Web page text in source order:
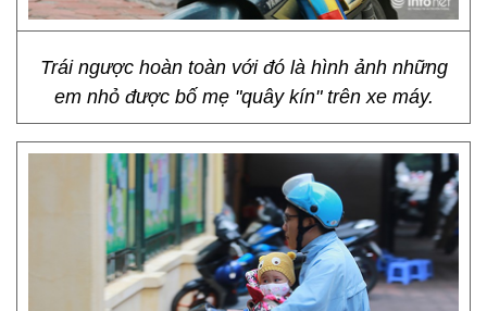
Trái ngược hoàn toàn với đó là hình ảnh những
em nhỏ được bố mẹ "quây kín" trên xe máy.